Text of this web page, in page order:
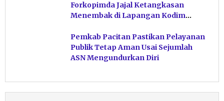
Forkopimda Jajal Ketangkasan
Menembak di Lapangan Kodim
Pemkab Pacitan Pastikan Pelayanan
Publik Tetap Aman Usai Sejumlah
ASN Mengundurkan Diri